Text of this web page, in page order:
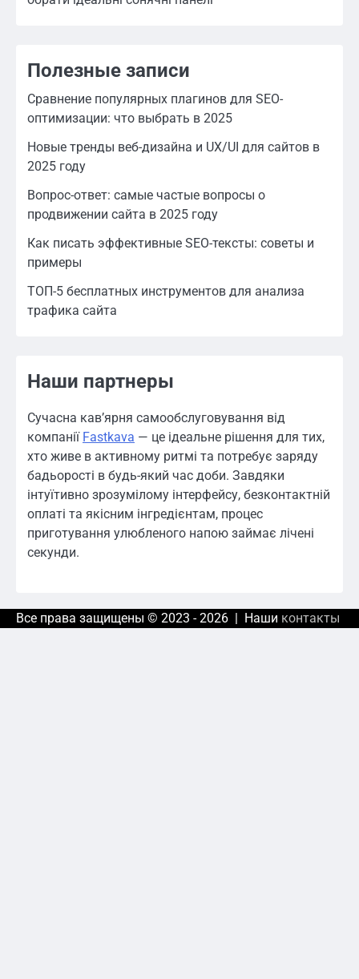
Полезные записи
Сравнение популярных плагинов для SEO-
оптимизации: что выбрать в 2025
Новые тренды веб-дизайна и UX/UI для сайтов в
2025 году
Вопрос-ответ: самые частые вопросы о
продвижении сайта в 2025 году
Как писать эффективные SEO-тексты: советы и
примеры
ТОП-5 бесплатных инструментов для анализа
трафика сайта
Наши партнеры
Сучасна кав’ярня самообслуговування від
компанії Fastkava — це ідеальне рішення для тих,
хто живе в активному ритмі та потребує заряду
бадьорості в будь-який час доби. Завдяки
інтуїтивно зрозумілому інтерфейсу, безконтактній
оплаті та якісним інгредієнтам, процес
приготування улюбленого напою займає лічені
секунди.
Все права защищены © 2023 - 2026 | Наши контакты